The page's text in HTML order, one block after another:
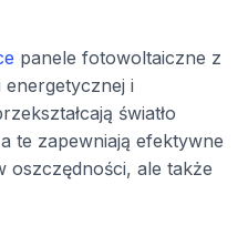
panele fotowoltaiczne z
energetycznej i
światło
te zapewniają efektywne
oszczędności, ale także